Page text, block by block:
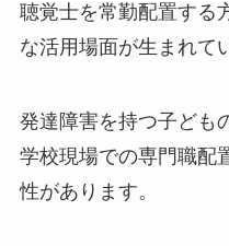
聴覚士を常勤配置する
な活用場面が生まれて
発達障害を持つ子ども
学校現場での専門職配
性があります。